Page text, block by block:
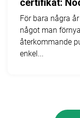
certifikat:
För bara några
något man
återkommande
enkel...